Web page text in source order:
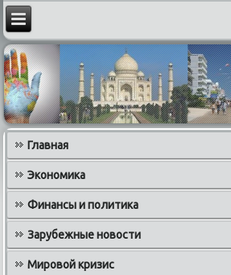
Главная
Экономика
Финансы и политика
Зарубежные новости
Мировой кризис